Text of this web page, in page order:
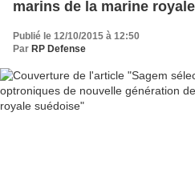
marins de la marine
Publié le 12/10/2015 à 12:50
Par RP Defense